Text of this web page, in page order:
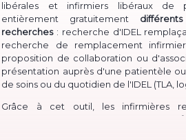
libérales et infirmiers libéraux
entièrement gratuitement
recherches: recherche d'IDEL
recherche de remplacement
proposition de collaboration ou
présentation auprès d'une patientèle
de soins ou du quotidien de l'IDEL (TLA,
Grâce à cet outil, les infirmières